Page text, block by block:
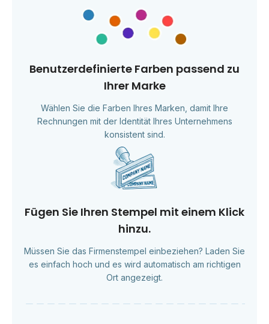
Benutzerdefinierte Farben passend zu
Ihrer Marke
Wählen Sie die Farben Ihres Marken, damit Ihre
Rechnungen mit der Identität Ihres Unternehmens
konsistent sind.
Fügen Sie Ihren Stempel mit einem Klick
hinzu.
Müssen Sie das Firmenstempel einbeziehen? Laden Sie
es einfach hoch und es wird automatisch am richtigen
Ort angezeigt.